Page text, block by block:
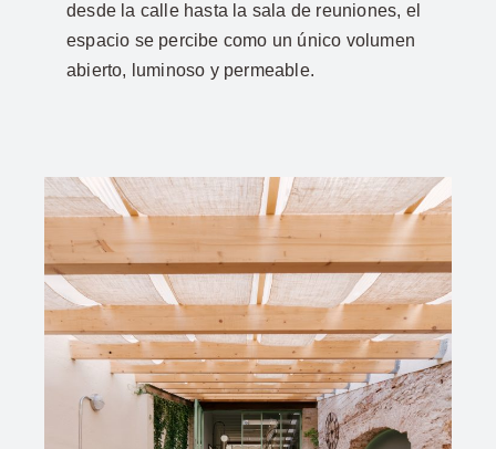
desde la calle hasta la sala de reuniones, el
espacio se percibe como un único volumen
abierto, luminoso y permeable.